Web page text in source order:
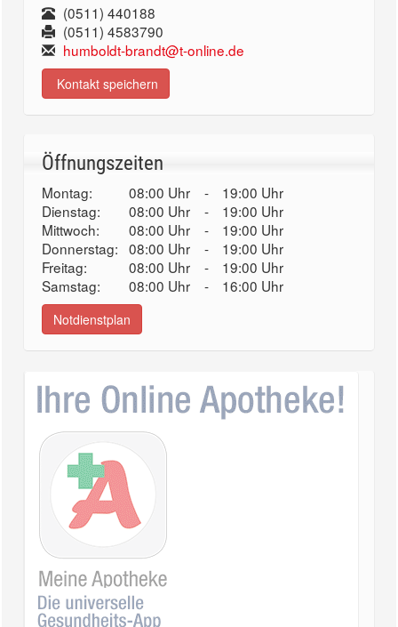
(0511) 440188
(0511) 4583790
humboldt-brandt@t-online.de
Kontakt speichern
Öffnungszeiten
Montag: 08:00 Uhr -
19:00 Uhr
Dienstag:
08:00 Uhr -
19:00 Uhr
Mittwoch:
08:00 Uhr -
19:00 Uhr
Donnerstag: 08:00 Uhr -
19:00 Uhr
Freitag:
08:00 Uhr -
19:00 Uhr
Samstag:
08:00 Uhr - 16:00 Uhr
Notdienstplan